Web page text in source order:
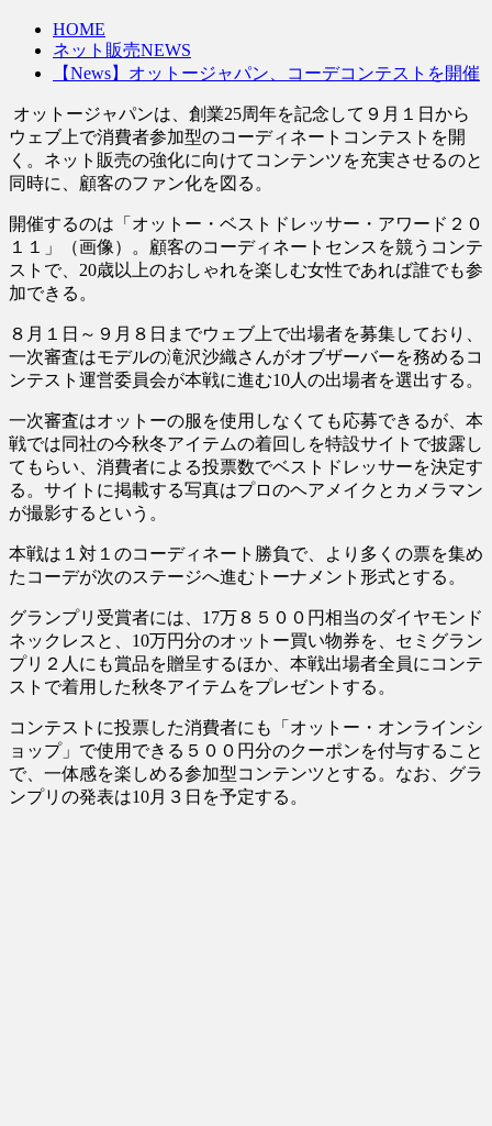
HOME
ネット販売NEWS
【News】オットージャパン、コーデコンテストを開催
オットージャパンは、創業25周年を記念して９月１日から
ウェブ上で消費者参加型のコーディネートコンテストを開
く。ネット販売の強化に向けてコンテンツを充実させるのと
同時に、顧客のファン化を図る。
開催するのは「オットー・ベストドレッサー・アワード２０
１１」（画像）。顧客のコーディネートセンスを競うコンテ
ストで、20歳以上のおしゃれを楽しむ女性であれば誰でも参
加できる。
８月１日～９月８日までウェブ上で出場者を募集しており、
一次審査はモデルの滝沢沙織さんがオブザーバーを務めるコ
ンテスト運営委員会が本戦に進む10人の出場者を選出する。
一次審査はオットーの服を使用しなくても応募できるが、本
戦では同社の今秋冬アイテムの着回しを特設サイトで披露し
てもらい、消費者による投票数でベストドレッサーを決定す
る。サイトに掲載する写真はプロのヘアメイクとカメラマン
が撮影するという。
本戦は１対１のコーディネート勝負で、より多くの票を集め
たコーデが次のステージへ進むトーナメント形式とする。
グランプリ受賞者には、17万８５００円相当のダイヤモンド
ネックレスと、10万円分のオットー買い物券を、セミグラン
プリ２人にも賞品を贈呈するほか、本戦出場者全員にコンテ
ストで着用した秋冬アイテムをプレゼントする。
コンテストに投票した消費者にも「オットー・オンラインシ
ョップ」で使用できる５００円分のクーポンを付与すること
で、一体感を楽しめる参加型コンテンツとする。なお、グラ
ンプリの発表は10月３日を予定する。